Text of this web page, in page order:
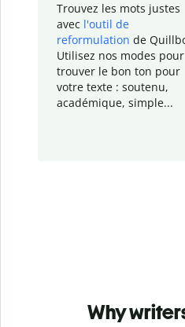
Trouvez les mots justes
avec l'outil de
reformulation de
Utilisez nos modes pour
trouver le bon ton pour
votre texte : soutenu,
académique, simple...
Why